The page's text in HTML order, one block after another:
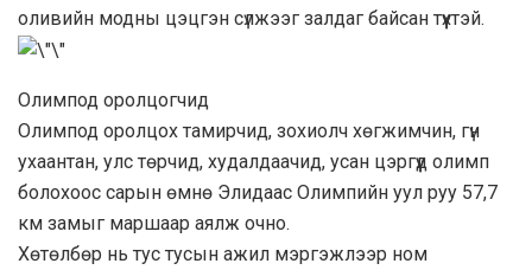
оливийн модны цэцгэн сүлжээг залдаг байсан түүхтэй.
Олимпод оролцогчид
Олимпод оролцох тамирчид, зохиолч хөгжимчин, гүн
ухаантан, улс төрчид, худалдаачид, усан цэргүүд олимп
болохоос сарын өмнө Элидаас Олимпийн уул руу 57,7
км замыг маршаар аялж очно.
Хөтөлбөр нь тус тусын ажил мэргэжлээр ном